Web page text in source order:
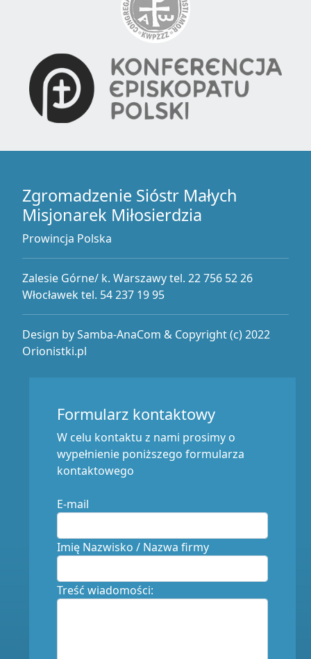
Zgromadzenie Sióstr Małych
Misjonarek Miłosierdzia
Prowincja Polska
Zalesie Górne/ k. Warszawy tel. 22 756 52 26
Włocławek tel. 54 237 19 95
Design by Samba-AnaCom & Copyright (c) 2022
Orionistki.pl
Formularz kontaktowy
W celu kontaktu z nami prosimy o
wypełnienie poniższego formularza
kontaktowego
E-mail
Imię Nazwisko / Nazwa firmy
Treść wiadomości: